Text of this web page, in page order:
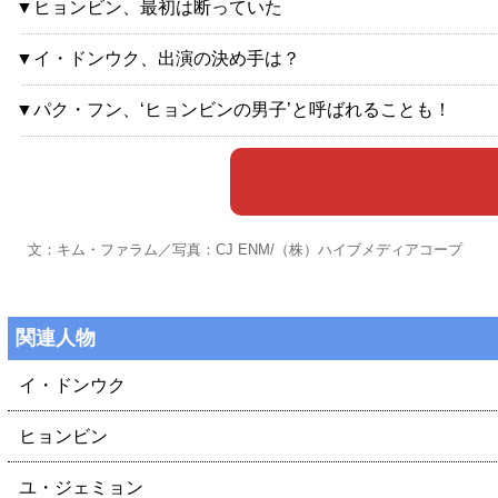
▼ヒョンビン、最初は断っていた
▼イ・ドンウク、出演の決め手は？
▼パク・フン、‘ヒョンビンの男子’と呼ばれることも！
文：キム・ファラム／写真：CJ ENM/（株）ハイブメディアコープ
関連人物
イ・ドンウク
ヒョンビン
ユ・ジェミョン